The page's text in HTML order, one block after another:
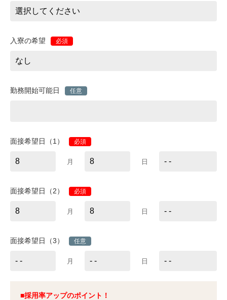
入寮の希望 必須
勤務開始可能日 任意
面接希望日（1） 必須
月 日
面接希望日（2） 必須
月 日
面接希望日（3） 任意
月 日
■採用率アップのポイント！